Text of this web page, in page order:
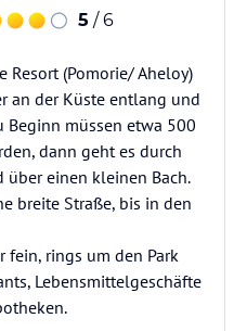
5 / 6
Resort (Pomorie/ Aheloy)
an der Küste entlang und
Beginn müssen etwa 500
dann geht es durch
einen kleinen Bach.
breite Straße, bis in den
fein, rings um den Park
Lebensmittelgeschäfte